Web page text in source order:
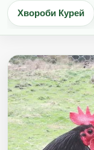
Хвороби Курей